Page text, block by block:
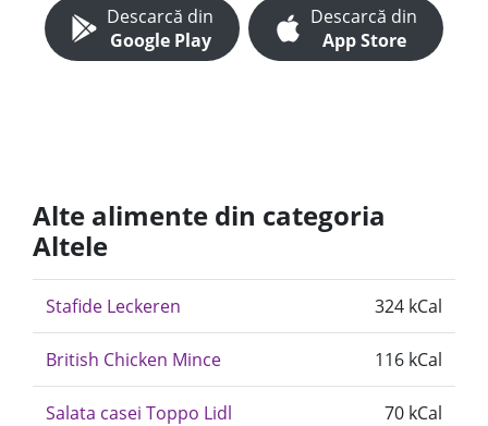
Descarcă din
Google Play
Descarcă din
App Store
Alte alimente din categoria
Altele
Stafide Leckeren 324 kCal
British Chicken Mince 116 kCal
Salata casei Toppo Lidl 70 kCal